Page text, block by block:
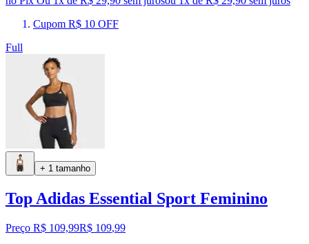
Cupom R$ 10 OFF
Full
+ 1 tamanho
Top Adidas Essential Sport Feminino
Preço R$ 109,99R$ 109,99